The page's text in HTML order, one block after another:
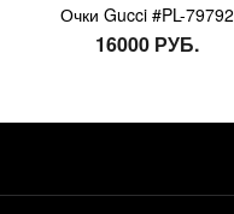
Очки Gucci #PL-79792
16000 РУБ.